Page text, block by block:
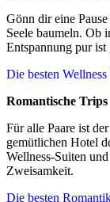
Gönn dir eine
Seele baumeln. Ob
Entspannung pur ist
Die besten
Romantische Trips
Für alle Paare ist
gemütlichen Hotel
Wellness-Suiten
Zweisamkeit.
Die besten